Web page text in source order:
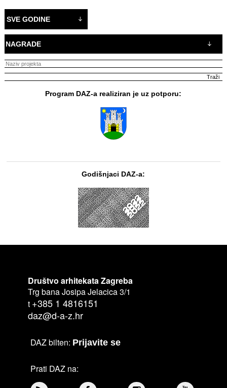
SVE GODINE
NAGRADE
Program DAZ-a realiziran je uz potporu:
Godišnjaci DAZ-a:
Društvo arhitekata Zagreba
Trg bana Josipa Jelacica 3/1
t +385 1 4816151
daz@d-a-z.hr
DAZ bilten: Prijavite se
Prati DAZ na: